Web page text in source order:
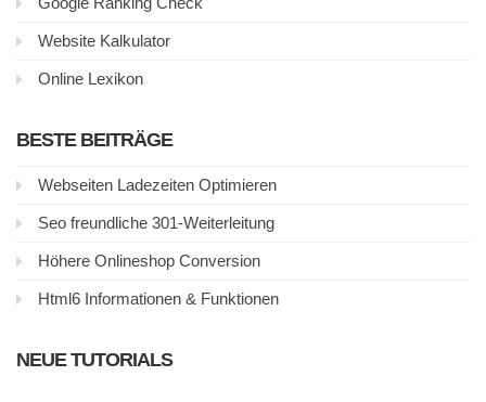
Website Kalkulator
Online Lexikon
BESTE BEITRÄGE
Webseiten Ladezeiten Optimieren
Seo freundliche 301-Weiterleitung
Höhere Onlineshop Conversion
Html6 Informationen & Funktionen
NEUE TUTORIALS